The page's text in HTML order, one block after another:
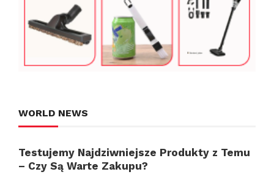
WORLD NEWS
Testujemy Najdziwniejsze Produkty z Temu
– Czy Są Warte Zakupu?